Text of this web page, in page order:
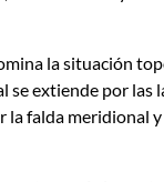
la situación
se extiende por
falda meridional